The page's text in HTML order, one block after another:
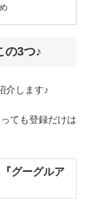
の3つ♪
介します♪
ても登録だけは
グーグルア